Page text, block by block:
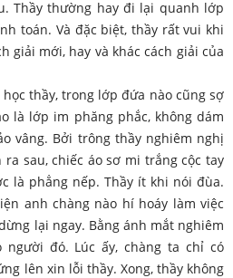
Thầy thường hay đi lại quanh lớp
toán. Và đặc biệt, thầy rất vui khi
giải mới, hay và khác cách giải của
thầy, trong lớp đứa nào cũng sợ
là lớp im phăng phắc, không dám
vâng. Bởi trông thầy nghiêm nghị
sau, chiếc áo sơ mi trắng cộc tay
là phẳng nếp. Thầy ít khi nói đùa.
anh chàng nào hí hoáy làm việc
lại ngay. Bằng ánh mắt nghiêm
người đó. Lúc ấy, chàng ta chỉ có
lên xin lỗi thầy. Xong, thầy không